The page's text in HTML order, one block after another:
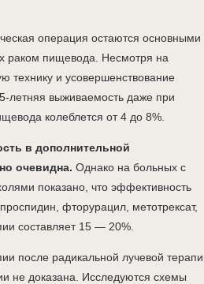
операция остаются основными
раком пищевода. Несмотря на
технику и усовершенствование
летняя выживаемость даже при
колеблется от 4 до 8%.
в дополнительной
очевидна. Однако на больных с
показано, что эффективность
фторурацил, метотрексат,
составляет 15 — 20%.
после радикальной лучевой
не доказана. Исследуются схемы